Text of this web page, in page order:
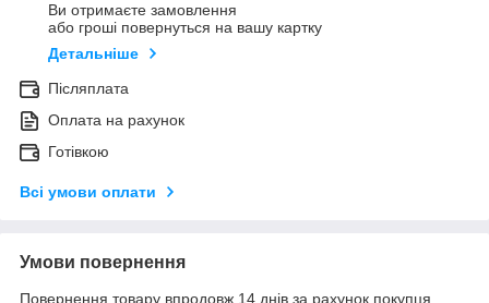
Ви отримаєте замовлення
або гроші повернуться на вашу картку
Детальніше
Післяплата
Оплата на рахунок
Готівкою
Всі умови оплати
Умови повернення
Повернення товару впродовж 14 днів за рахунок покупця